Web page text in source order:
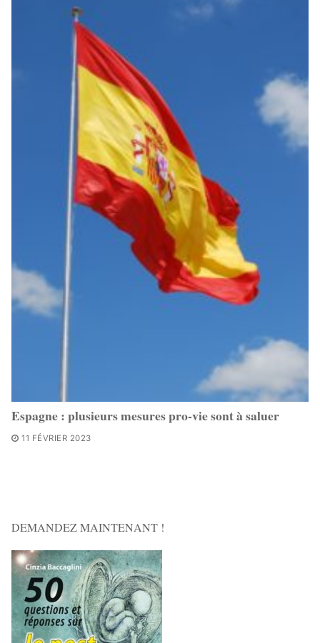
Espagne : plusieurs mesures pro-vie sont à saluer
11 FÉVRIER 2023
DEMANDEZ MAINTENANT !